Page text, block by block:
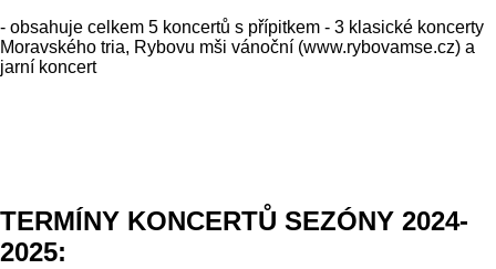
- obsahuje celkem 5 koncertů s přípitkem - 3 klasické koncerty
Moravského tria, Rybovu mši vánoční (www.rybovamse.cz) a
jarní koncert
TERMÍNY KONCERTŮ SEZÓNY 2024-
2025: